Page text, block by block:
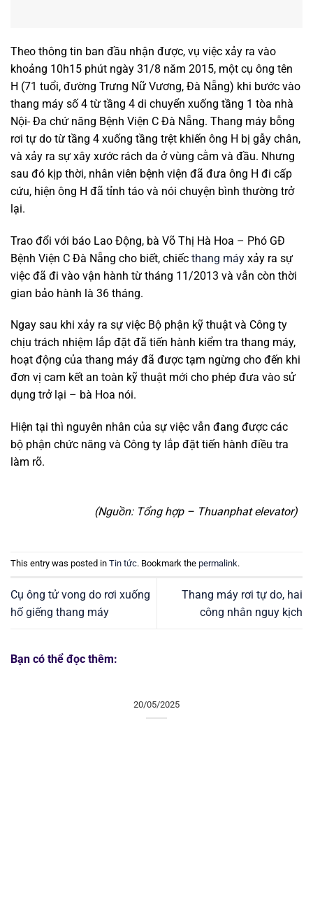
Theo thông tin ban đầu nhận được, vụ việc xảy ra vào
khoảng 10h15 phút ngày 31/8 năm 2015, một cụ ông tên
H (71 tuổi, đường Trưng Nữ Vương, Đà Nẵng) khi bước vào
thang máy số 4 từ tầng 4 di chuyển xuống tầng 1 tòa nhà
Nội- Đa chứ năng Bệnh Viện C Đà Nẵng. Thang máy bỗng
rơi tự do từ tầng 4 xuống tầng trệt khiến ông H bị gẫy chân,
và xảy ra sự xây xước rách da ở vùng cằm và đầu. Nhưng
sau đó kịp thời, nhân viên bệnh viện đã đưa ông H đi cấp
cứu, hiện ông H đã tỉnh táo và nói chuyện bình thường trở
lại.
Trao đổi với báo Lao Động, bà Võ Thị Hà Hoa – Phó GĐ
Bệnh Viện C Đà Nẵng cho biết, chiếc thang máy xảy ra sự
việc đã đi vào vận hành từ tháng 11/2013 và vẫn còn thời
gian bảo hành là 36 tháng.
Ngay sau khi xảy ra sự việc Bộ phận kỹ thuật và Công ty
chịu trách nhiệm lắp đặt đã tiến hành kiểm tra thang máy,
hoạt động của thang máy đã được tạm ngừng cho đến khi
đơn vị cam kết an toàn kỹ thuật mới cho phép đưa vào sử
dụng trở lại – bà Hoa nói.
Hiện tại thì nguyên nhân của sự việc vẫn đang được các
bộ phận chức năng và Công ty lắp đặt tiến hành điều tra
làm rõ.
(Nguồn: Tổng hợp – Thuanphat elevator)
This entry was posted in Tin tức. Bookmark the permalink.
Cụ ông tử vong do rơi xuống
hố giếng thang máy
Thang máy rơi tự do, hai
công nhân nguy kịch
Bạn có thể đọc thêm:
20/05/2025